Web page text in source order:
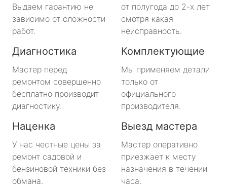
Выдаем гарантию не
зависимо от сложности
работ.
от полугода до 2-х лет
смотря какая
неисправность.
Диагностика
Мастер перед
ремонтом совершенно
бесплатно производит
диагностику.
Комплектующие
Мы применяем детали
только от
официального
производителя.
Наценка
У нас честные цены за
ремонт садовой и
бензиновой техники без
обмана.
Выезд мастера
Мастер оперативно
приезжает к месту
назначения в течении
часа.